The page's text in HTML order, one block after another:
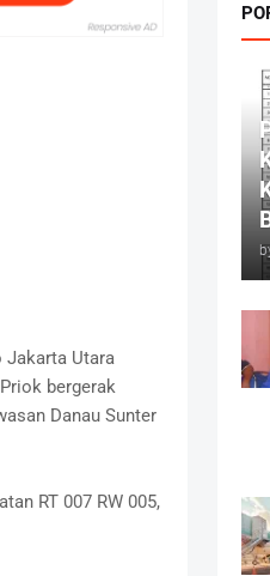
Jakarta Utara
bergerak
Danau Sunter
RT 007 RW 005,